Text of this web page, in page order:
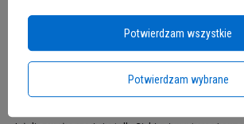
Sok z bergamotki tradycyjnie
jako środek odpowiadający
zdrowego poziomu cholesterolu.
czasu zaczyna na nowo
popularnością.Bergamonte®,
Potwierdzam wybrane
Potwierdzam wszystkie